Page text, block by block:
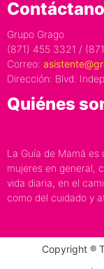
Grupo Grago
(871) 455 3321 /
Correo:
Dirección: Blvd.
Quiénes
La Guía de Mamá
mujeres en general,
vida diaria, en el
como del cuidado y
Copyright ®